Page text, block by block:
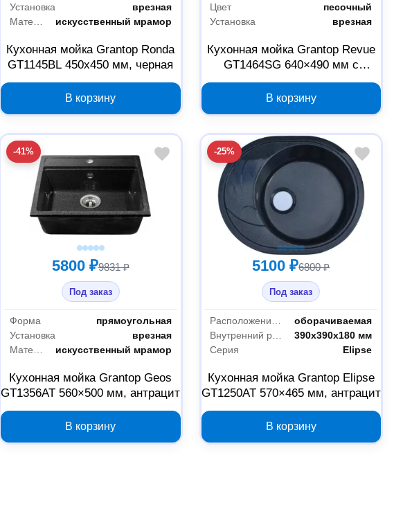
Установка
врезная
искусственный мрамор
Кухонная мойка Grantop Ronda
GT1145BL 450х450 мм, черная
В корзину
Цвет
песочный
Установка
врезная
Кухонная мойка Grantop Revue
GT1464SG 640×490 мм с
крылом, серый песок
В корзину
-41%
5800 ₽9831 ₽
Под заказ
Форма
прямоугольная
Установка
врезная
искусственный мрамор
Кухонная мойка Grantop Geos
GT1356AT 560×500 мм, антрацит
В корзину
-25%
5100 ₽6800 ₽
Под заказ
оборачиваемая
390х390х180 мм
Серия
Elipse
Кухонная мойка Grantop Elipse
GT1250AT 570×465 мм, антрацит
В корзину